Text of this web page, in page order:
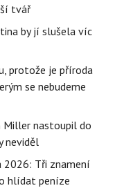
tvář
by jí slušela víc
protože je příroda
se nebudeme
Miller nastoupil do
neviděl
2026: Tři znamení
hlídat peníze